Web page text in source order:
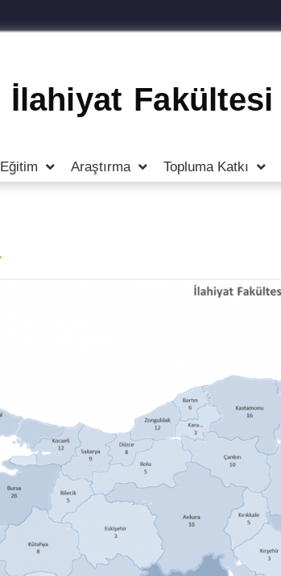
İlahiyat Fakültesi
Eğitim Araştırma Topluma Katkı